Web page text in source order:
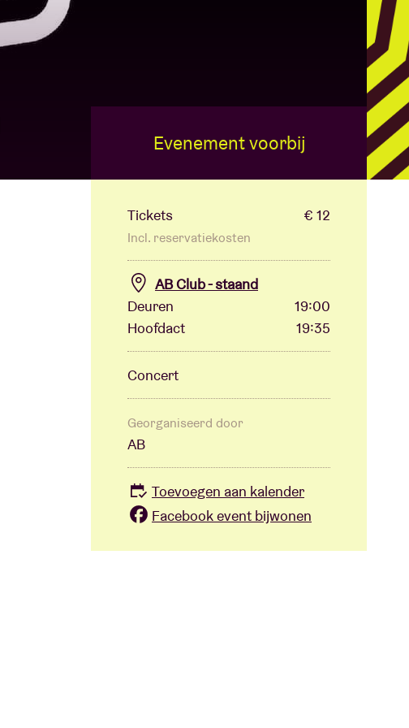
Evenement voorbij
Tickets € 12
Incl. reservatiekosten
AB Club - staand
Deuren
19:00
Hoofdact
19:35
Concert
Georganiseerd door
AB
Toevoegen aan kalender
Facebook event bijwonen